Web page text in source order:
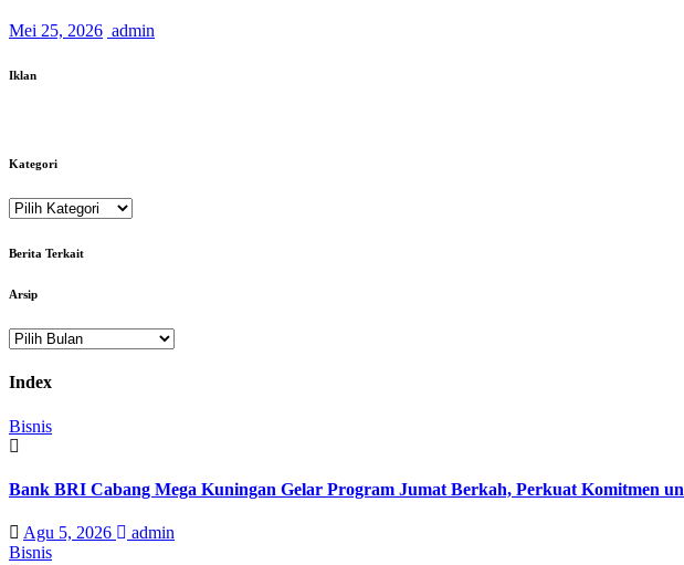
Mei 25, 2026 admin
Iklan
Kategori
Kategori
Berita Terkait
Arsip
Arsip
Index
Bisnis
Bank BRI Cabang Mega Kuningan Gelar Program Jumat Berkah, Perkuat Komitmen
Agu 5, 2026
admin
Bisnis